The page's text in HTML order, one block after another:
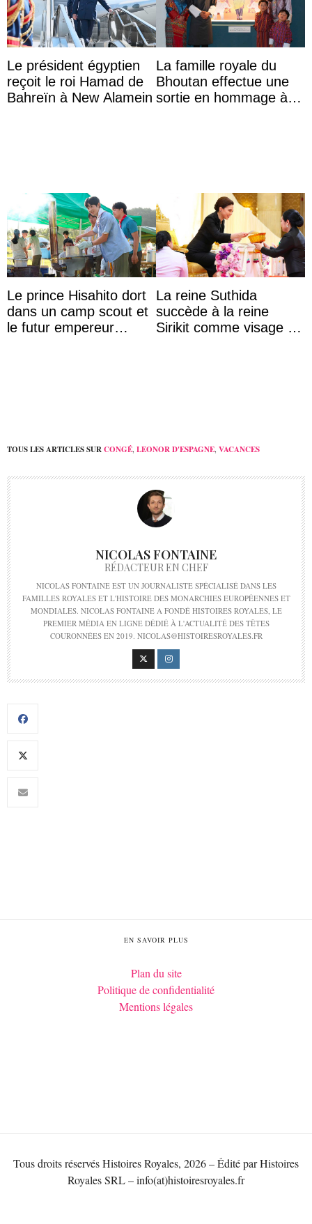
Le président égyptien
reçoit le roi Hamad de
Bahreïn à New Alamein
La famille royale du
Bhoutan effectue une
sortie en hommage à
Le prince Hisahito dort
dans un camp scout et
le futur empereur
La reine Suthida
succède à la reine
Sirikit comme visage de
TOUS LES ARTICLES SURCONGÉ, LEONOR D'ESPAGNE, VACANCES
NICOLAS FONTAINE
RÉDACTEUR EN CHEF
NICOLAS FONTAINE EST UN JOURNALISTE SPÉCIALISÉ DANS LES
FAMILLES ROYALES ET L'HISTOIRE DES MONARCHIES EUROPÉENNES ET
MONDIALES. NICOLAS FONTAINE A FONDÉ HISTOIRES ROYALES, LE
PREMIER MÉDIA EN LIGNE DÉDIÉ À L'ACTUALITÉ DES TÊTES
COURONNÉES EN 2019. NICOLAS@HISTOIRESROYALES.FR
EN SAVOIR PLUS
Plan du site
Politique de confidentialité
Mentions légales
Tous droits réservés Histoires Royales, 2026 – Édité par Histoires
Royales SRL – info(at)histoiresroyales.fr